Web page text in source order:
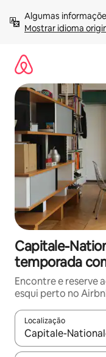
para
Mostrar idioma
Capitale-
temporada
Encontre e reserve
esqui perto no
Localização
Quando os